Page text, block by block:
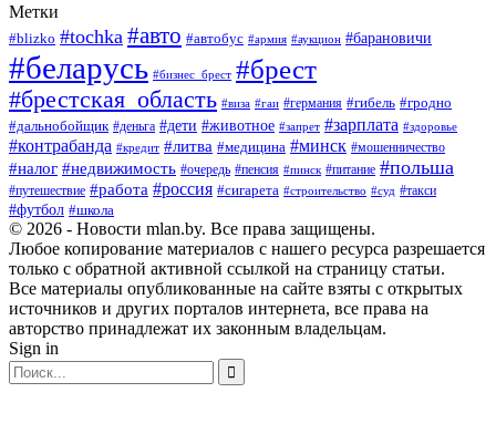
Метки
#blizko #tochka #авто #автобус #армия #аукцион #барановичи
#беларусь #бизнес_брест #брест
#брестская_область #виза #гаи #германия #гибель #гродно
#дальнобойщик #деньга #дети #животное #запрет #зарплата #здоровье
#контрабанда #кредит #литва #медицина #минск #мошенничество
#налог #недвижимость #очередь #пенсия #пинск #питание #польша
#путешествие #работа #россия #сигарета #строительство #суд #такси
#футбол #школа
© 2026 - Новости mlan.by. Все права защищены.
Любое копирование материалов с нашего ресурса разрешается
только с обратной активной ссылкой на страницу статьи.
Все материалы опубликованные на сайте взяты с открытых
источников и других порталов интернета, все права на
авторство принадлежат их законным владельцам.
Sign in